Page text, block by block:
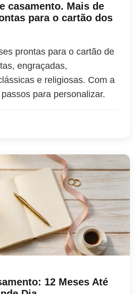
casamento. Mais de
para o cartão dos
prontas para o cartão de
engraçadas,
e religiosas. Com a
para personalizar.
12 Meses Até